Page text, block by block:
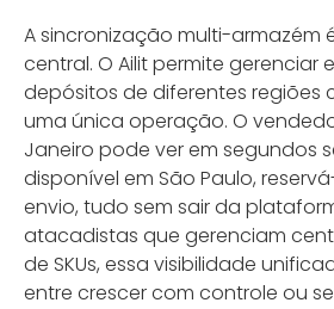
A sincronização multi-armazém
central. O Ailit permite gerenciar
depósitos de diferentes regiões
uma única operação. O
Janeiro pode ver em segundos
disponível em São Paulo,
envio, tudo sem sair da
atacadistas que gerenciam
de SKUs, essa visibilidade
entre crescer com controle ou